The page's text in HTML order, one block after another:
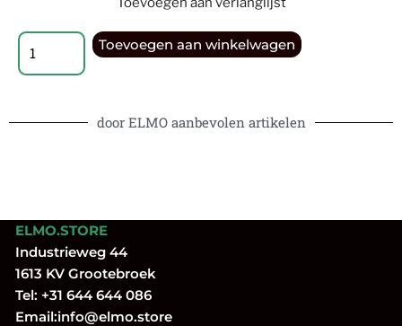
Toevoegen aan winkelwagen
door ELMO aanbevolen artikelen
ELMO.STORE
Industrieweg 44
1613 KV Grootebroek
Tel: +31 644 644 086
Email:info@elmo.store